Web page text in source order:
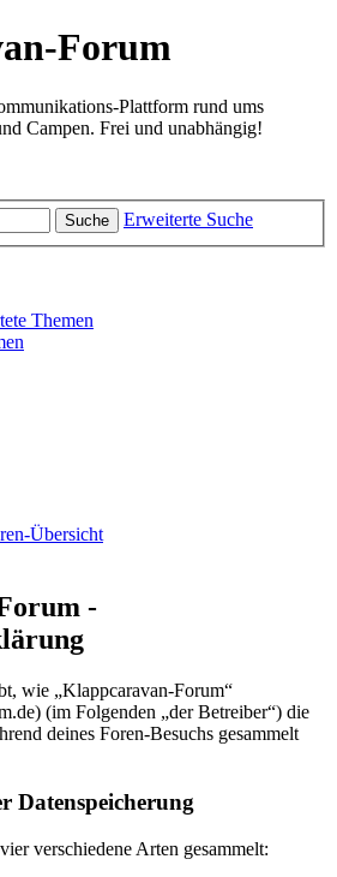
Forum
Plattform rund ums
Campen. Frei und unabhängig!
Suche Erweiterte Suche
Themen
Übersicht
-
wie „Klappcaravan-Forum“
(im Folgenden „der Betreiber“) die
deines Foren-Besuchs gesammelt
Datenspeicherung
verschiedene Arten gesammelt: